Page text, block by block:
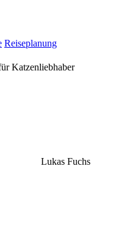
Reiseplanung
Katzenliebhaber
Lukas Fuchs